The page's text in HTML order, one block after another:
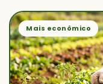
Mais econômico